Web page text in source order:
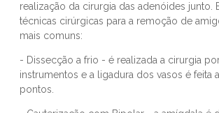
realização da cirurgia das adenóides junto.
técnicas cirúrgicas para a remoção de
mais comuns:
- Dissecção a frio - é realizada a cirurgia
instrumentos e a ligadura dos vasos é feita
pontos.